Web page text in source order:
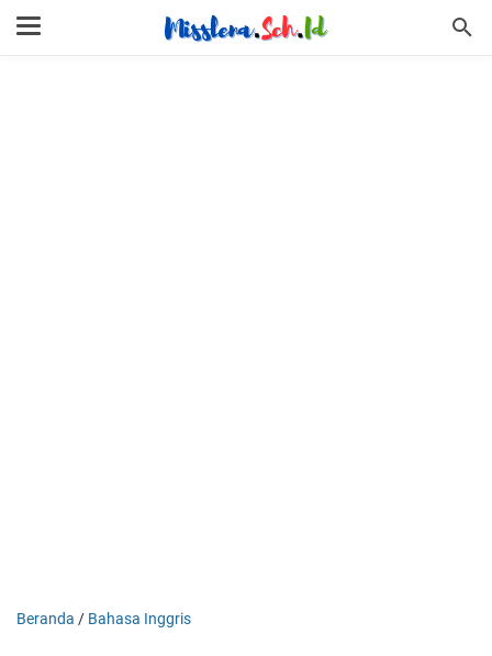
Beranda / Bahasa Inggris